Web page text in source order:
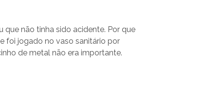
que não tinha sido acidente. Por que
foi jogado no vaso sanitário por
de metal não era importante.